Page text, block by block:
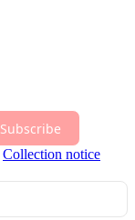
Subscribe
Collection notice